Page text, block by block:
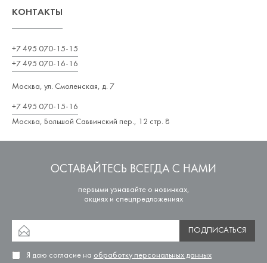
КОНТАКТЫ
+7 495 070-15-15
+7 495 070-16-16
Москва, ул. Смоленская, д. 7
+7 495 070-15-16
Москва, Большой Саввинский пер., 12 стр. 8
ОСТАВАЙТЕСЬ ВСЕГДА С НАМИ
первыми узнавайте о новинках,
акциях и спецпредложениях
ПОДПИСАТЬСЯ
Я даю согласие на обработку персональных данных